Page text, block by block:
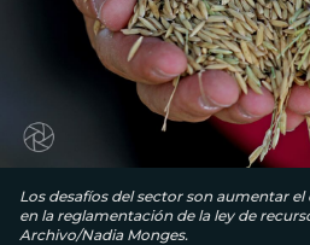
Los desafíos del sector son aumentar
en la reglamentación de la ley de
Archivo/Nadia Monges.